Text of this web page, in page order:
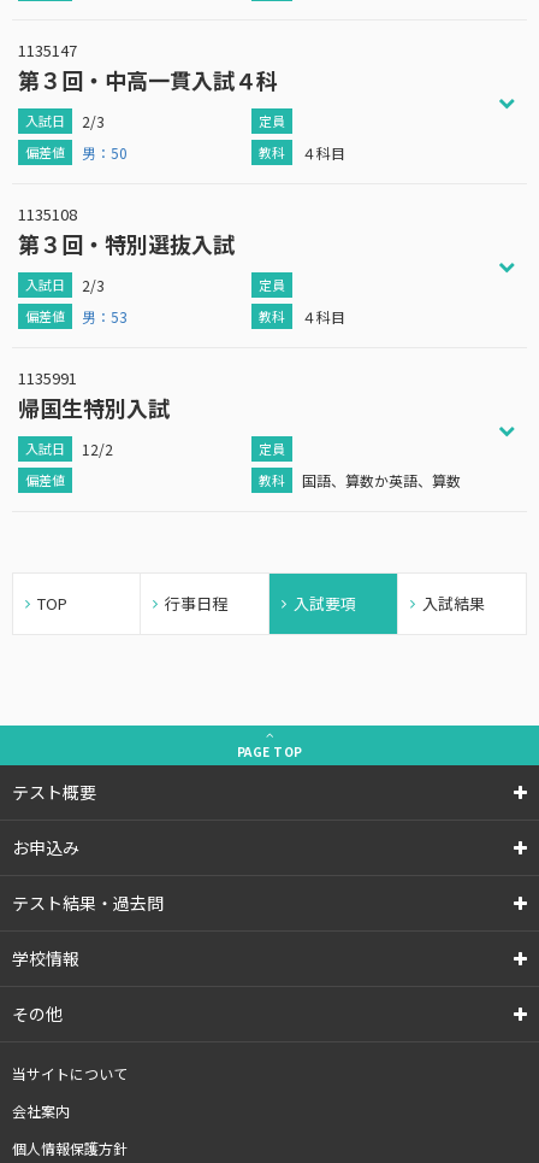
1135147
第３回・中高一貫入試４科
2/3
４科目
男：50
1135108
第３回・特別選抜入試
2/3
４科目
男：53
1135991
帰国生特別入試
12/2
国語、算数か英語、算数
TOP 行事日程 入試要項 入試結果
PAGE TOP
テスト概要
お申込み
テスト結果・過去問
学校情報
その他
当サイトについて
会社案内
個人情報保護方針